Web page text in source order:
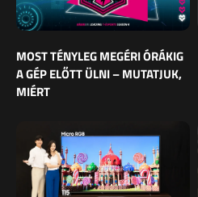
MOST TÉNYLEG MEGÉRI ÓRÁKIG
A GÉP ELŐTT ÜLNI – MUTATJUK,
MIÉRT